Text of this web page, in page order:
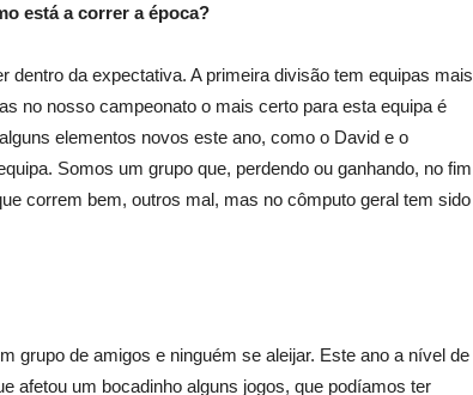
está a correr a época?
dentro da expectativa. A primeira divisão tem equipas mais
no nosso campeonato o mais certo para esta equipa é
elementos novos este ano, como o David e o
Somos um grupo que, perdendo ou ganhando, no fim
correm bem, outros mal, mas no cômputo geral tem sido
grupo de amigos e ninguém se aleijar. Este ano a nível de
afetou um bocadinho alguns jogos, que podíamos ter